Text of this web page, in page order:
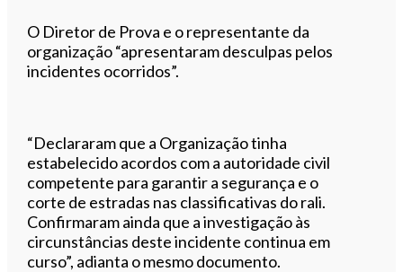
O Diretor de Prova e o representante da
organização “apresentaram desculpas pelos
incidentes ocorridos”.
“Declararam que a Organização tinha
estabelecido acordos com a autoridade civil
competente para garantir a segurança e o
corte de estradas nas classificativas do rali.
Confirmaram ainda que a investigação às
circunstâncias deste incidente continua em
curso”, adianta o mesmo documento.